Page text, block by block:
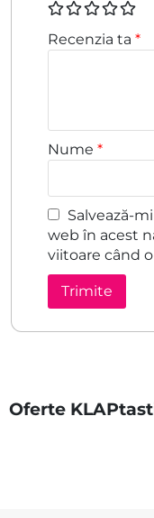
Recenzia ta *
Nume *
Salvează-
web în acest
viitoare când
Oferte